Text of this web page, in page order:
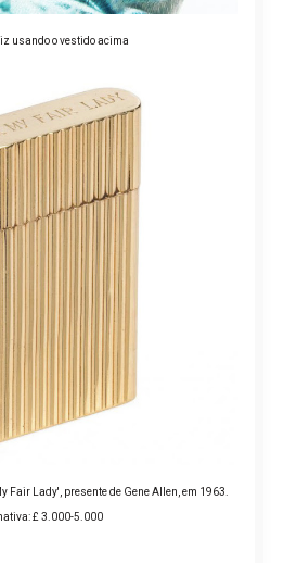
usando o vestido acima
Fair Lady', presente de Gene Allen, em 1963.
£ 3.000-5.000